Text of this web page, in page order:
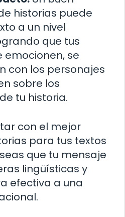
historias puede
a un nivel
que tus
emocionen, se
con los personajes
sobre los
tu historia.
con el mejor
para tus textos
que tu mensaje
lingüísticas y
efectiva a una